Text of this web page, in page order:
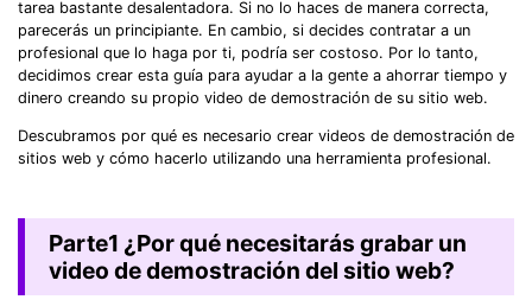
tarea bastante desalentadora. Si no lo haces de manera correcta,
parecerás un principiante. En cambio, si decides contratar a un
profesional que lo haga por ti, podría ser costoso. Por lo tanto,
decidimos crear esta guía para ayudar a la gente a ahorrar tiempo y
dinero creando su propio video de demostración de su sitio web.
Descubramos por qué es necesario crear videos de demostración de
sitios web y cómo hacerlo utilizando una herramienta profesional.
Parte1 ¿Por qué necesitarás grabar un
video de demostración del sitio web?